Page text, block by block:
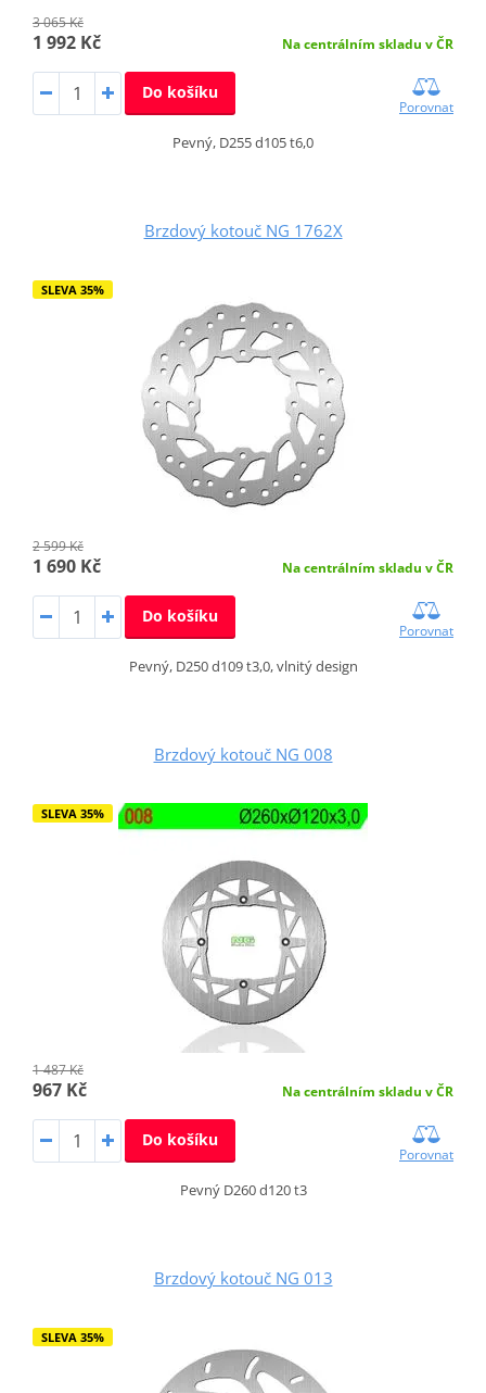
3 065 Kč
1 992 Kč Na centrálním skladu v ČR
Do košíku
Porovnat
Pevný, D255 d105 t6,0
Brzdový kotouč NG 1762X
SLEVA 35%
2 599 Kč
1 690 Kč Na centrálním skladu v ČR
Do košíku
Porovnat
Pevný, D250 d109 t3,0, vlnitý design
Brzdový kotouč NG 008
SLEVA 35%
1 487 Kč
967 Kč Na centrálním skladu v ČR
Do košíku
Porovnat
Pevný D260 d120 t3
Brzdový kotouč NG 013
SLEVA 35%